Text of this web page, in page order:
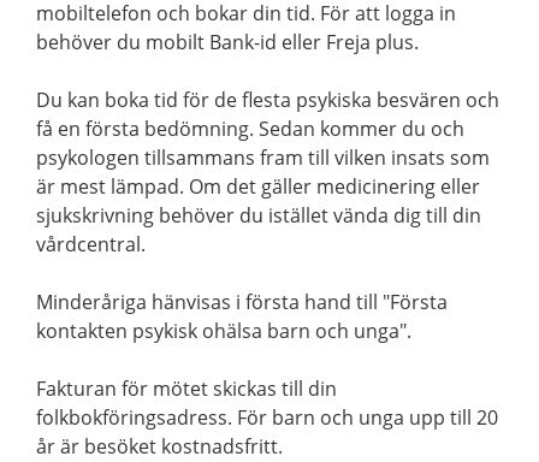
mobiltelefon och bokar din tid. För att logga in
behöver du mobilt Bank-id eller Freja plus.
Du kan boka tid för de flesta psykiska besvären och
få en första bedömning. Sedan kommer du och
psykologen tillsammans fram till vilken insats som
är mest lämpad. Om det gäller medicinering eller
sjukskrivning behöver du istället vända dig till din
vårdcentral.
Minderåriga hänvisas i första hand till "Första
kontakten psykisk ohälsa barn och unga".
Fakturan för mötet skickas till din
folkbokföringsadress. För barn och unga upp till 20
år är besöket kostnadsfritt.